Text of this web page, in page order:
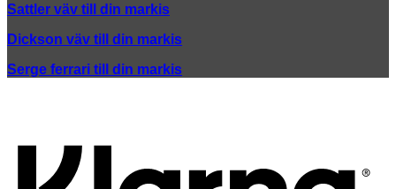
Sattler väv till din markis
Dickson väv till din markis
Serge ferrari till din markis